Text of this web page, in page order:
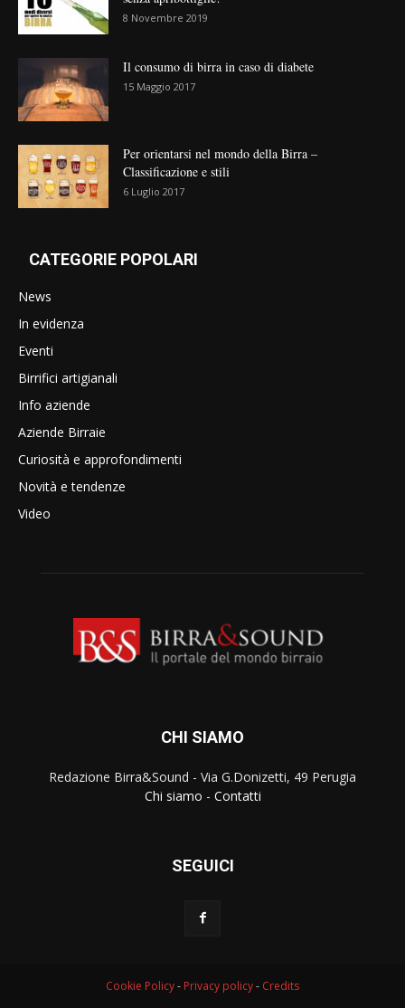
8 Novembre 2019
Il consumo di birra in caso di diabete
15 Maggio 2017
Per orientarsi nel mondo della Birra –
Classificazione e stili
6 Luglio 2017
CATEGORIE POPOLARI
News
In evidenza
Eventi
Birrifici artigianali
Info aziende
Aziende Birraie
Curiosità e approfondimenti
Novità e tendenze
Video
CHI SIAMO
Redazione Birra&Sound - Via G.Donizetti, 49 Perugia
Chi siamo - Contatti
SEGUICI
Cookie Policy- Privacy policy- Credits